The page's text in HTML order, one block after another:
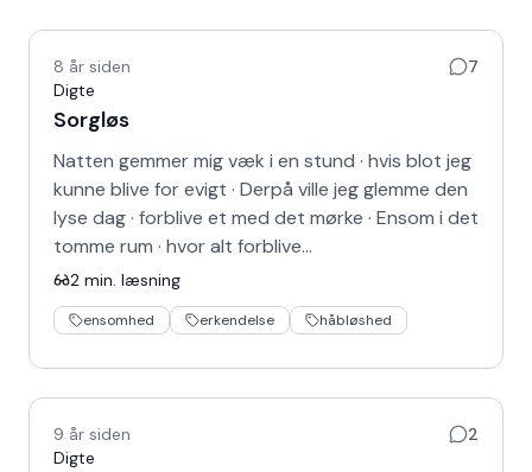
8 år siden
7
Digte
Sorgløs
Natten gemmer mig væk i en stund · hvis blot jeg
kunne blive for evigt · Derpå ville jeg glemme den
lyse dag · forblive et med det mørke · Ensom i det
tomme rum · hvor alt forblive…
2 min. læsning
ensomhed erkendelse håbløshed
9 år siden
2
Digte